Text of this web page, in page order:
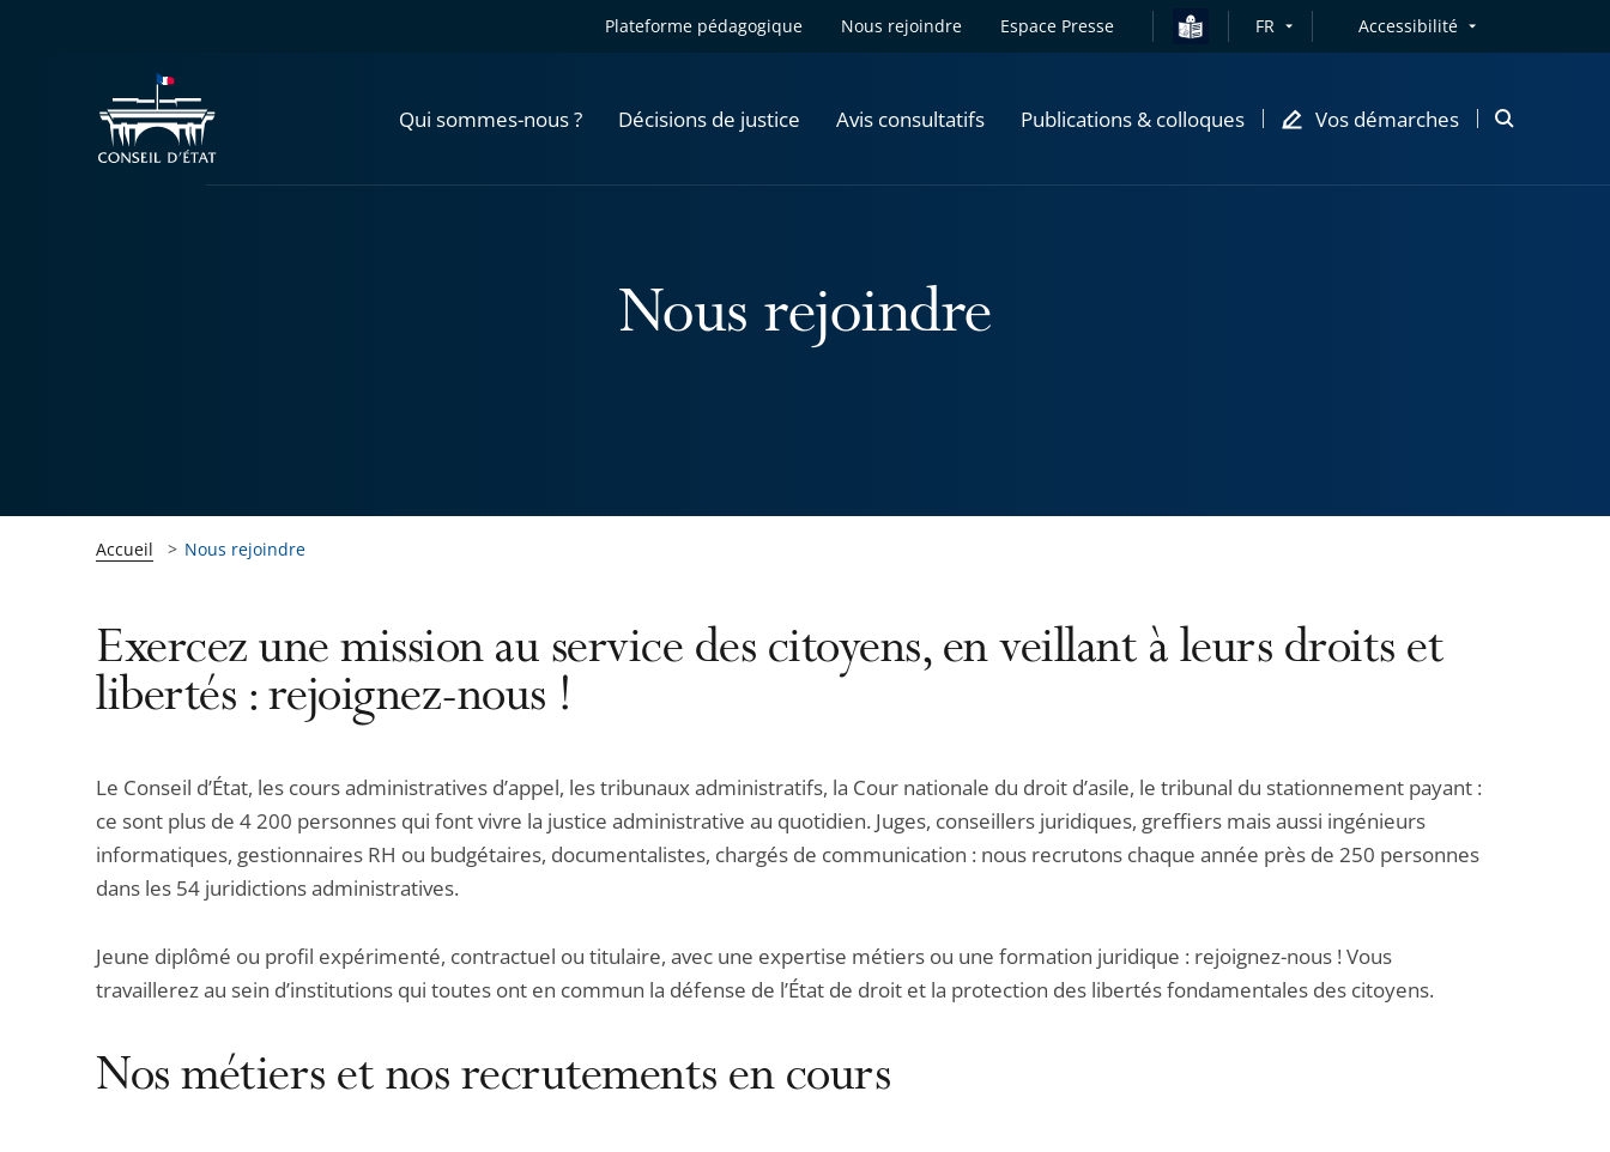
Plateforme pédagogique Nous rejoindre Espace Presse FR Accessibilité
Qui sommes-nous ? Décisions de justice Avis consultatifs Publications & colloques Vos démarches
Ouvrir
Nous rejoindre
Accueil Nous rejoindre
Exercez une mission au service des citoyens, en veillant à leurs droits et
libertés : rejoignez-nous !
Le Conseil d’État, les cours administratives d’appel, les tribunaux administratifs, la Cour nationale du droit d’asile, le tribunal du stationnement payant :
ce sont plus de 4 200 personnes qui font vivre la justice administrative au quotidien. Juges, conseillers juridiques, greffiers mais aussi ingénieurs
informatiques, gestionnaires RH ou budgétaires, documentalistes, chargés de communication : nous recrutons chaque année près de 250 personnes
dans les 54 juridictions administratives.
Jeune diplômé ou profil expérimenté, contractuel ou titulaire, avec une expertise métiers ou une formation juridique : rejoignez-nous ! Vous
travaillerez au sein d’institutions qui toutes ont en commun la défense de l’État de droit et la protection des libertés fondamentales des citoyens.
Nos métiers et nos recrutements en cours